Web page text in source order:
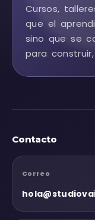
Cursos,
que el
sino que se
para
Contacto
Correo